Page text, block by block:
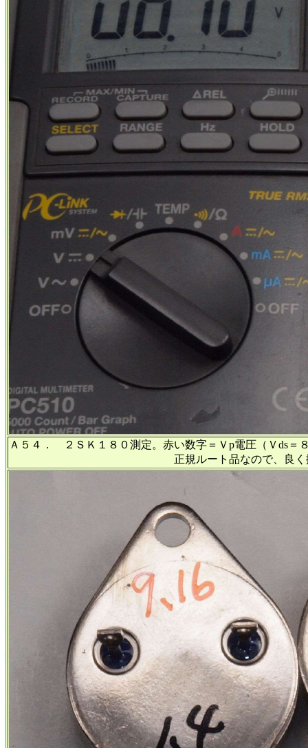
Ａ５４． ２ＳＫ１８０測定。赤い数字＝Ｖp電圧（Ｖds＝
正規ルート品なので、良く揃っ